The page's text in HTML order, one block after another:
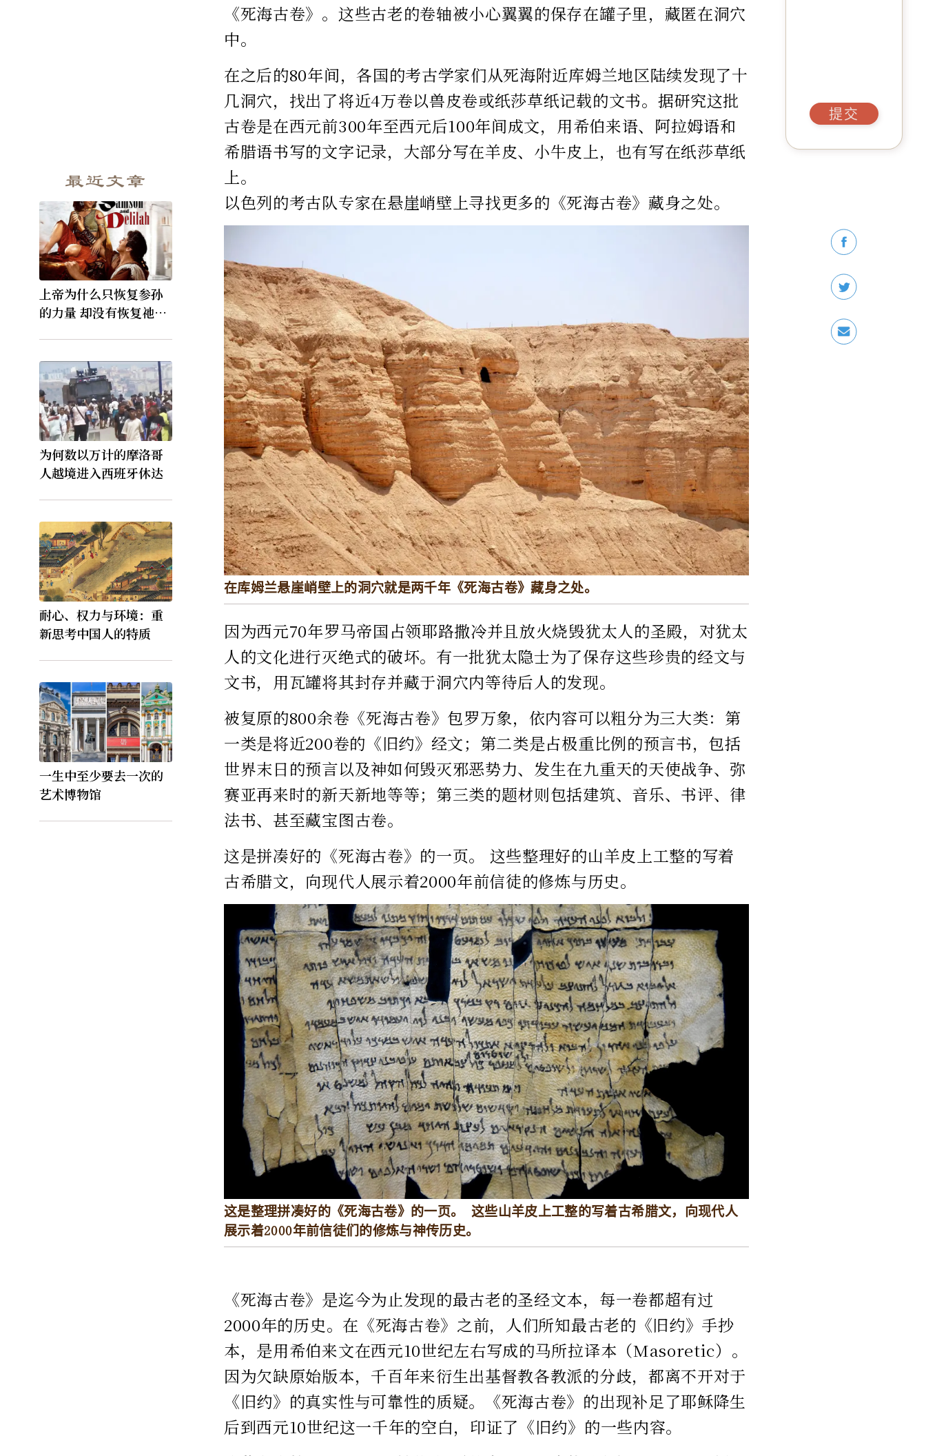
最近文章
上帝为什么只恢复参孙
的力量 却没有恢复祂的
为何数以万计的摩洛哥
人越境进入西班牙休达
耐心、权力与环境：重
新思考中国人的特质
一生中至少要去一次的
艺术博物馆
《死海古卷》。这些古老的卷轴被小心翼翼的保存在罐子里，藏匿在洞穴
中。
在之后的80年间，各国的考古学家们从死海附近库姆兰地区陆续发现了十
几洞穴，找出了将近4万卷以兽皮卷或纸莎草纸记载的文书。据研究这批
古卷是在西元前300年至西元后100年间成文，用希伯来语、阿拉姆语和
希腊语书写的文字记录，大部分写在羊皮、小牛皮上，也有写在纸莎草纸
上。
以色列的考古队专家在悬崖峭壁上寻找更多的《死海古卷》藏身之处。
在库姆兰悬崖峭壁上的洞穴就是两千年《死海古卷》藏身之处。
因为西元70年罗马帝国占领耶路撒冷并且放火烧毁犹太人的圣殿，对犹太
人的文化进行灭绝式的破坏。有一批犹太隐士为了保存这些珍贵的经文与
文书，用瓦罐将其封存并藏于洞穴内等待后人的发现。
被复原的800余卷《死海古卷》包罗万象，依内容可以粗分为三大类：第
一类是将近200卷的《旧约》经文；第二类是占极重比例的预言书，包括
世界末日的预言以及神如何毁灭邪恶势力、发生在九重天的天使战争、弥
赛亚再来时的新天新地等等；第三类的题材则包括建筑、音乐、书评、律
法书、甚至藏宝图古卷。
这是拼凑好的《死海古卷》的一页。 这些整理好的山羊皮上工整的写着
古希腊文，向现代人展示着2000年前信徒的修炼与历史。
这是整理拼凑好的《死海古卷》的一页。 这些山羊皮上工整的写着古希腊文，向现代人
展示着2000年前信徒们的修炼与神传历史。
《死海古卷》是迄今为止发现的最古老的圣经文本，每一卷都超有过
2000年的历史。在《死海古卷》之前，人们所知最古老的《旧约》手抄
本，是用希伯来文在西元10世纪左右写成的马所拉译本（Masoretic）。
因为欠缺原始版本，千百年来衍生出基督教各教派的分歧，都离不开对于
《旧约》的真实性与可靠性的质疑。《死海古卷》的出现补足了耶稣降生
后到西元10世纪这一千年的空白，印证了《旧约》的一些内容。
提交